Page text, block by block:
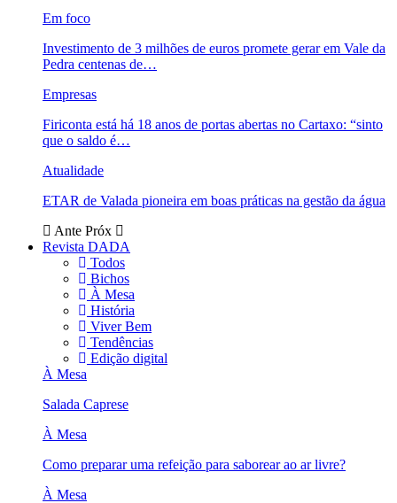
Em foco
Investimento de 3 milhões de euros promete gerar em Vale da
Pedra centenas de…
Empresas
Firiconta está há 18 anos de portas abertas no Cartaxo: “sinto
que o saldo é…
Atualidade
ETAR de Valada pioneira em boas práticas na gestão da água
Ante Próx
Revista DADA
Todos
Bichos
À Mesa
História
Viver Bem
Tendências
Edição digital
À Mesa
Salada Caprese
À Mesa
Como preparar uma refeição para saborear ao ar livre?
À Mesa